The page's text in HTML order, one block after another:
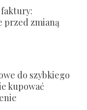
faktury:
przed zmianą
do szybkiego
kupować